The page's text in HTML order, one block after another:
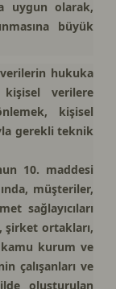
uygun olarak,
büyük
hukuka
verilere
kişisel
gerekli teknik
10. maddesi
müşteriler,
sağlayıcıları
şirket ortakları,
kamu kurum ve
çalışanları ve
oluşturulan